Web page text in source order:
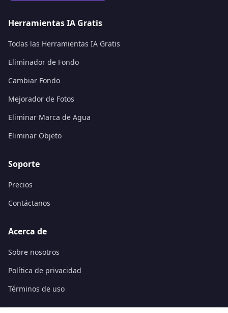
Herramientas IA Gratis
Todas las Herramientas IA Gratis
Eliminador de Fondo
Cambiar Fondo
Mejorador de Fotos
Eliminar Marca de Agua
Eliminar Objeto
Soporte
Precios
Contáctanos
Acerca de
Sobre nosotros
Política de privacidad
Términos de uso